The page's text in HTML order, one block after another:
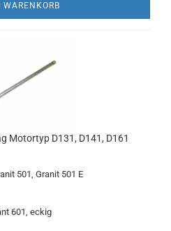
WARENKORB
Motortyp D131, D141, D161
501, Granit 501 E
601, eckig